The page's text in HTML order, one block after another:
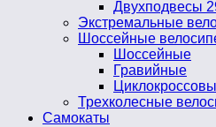
Двухподвесы
Экстремальные
Шоссейные
Шоссейные
Гравийные
Трехколесные
Самокаты